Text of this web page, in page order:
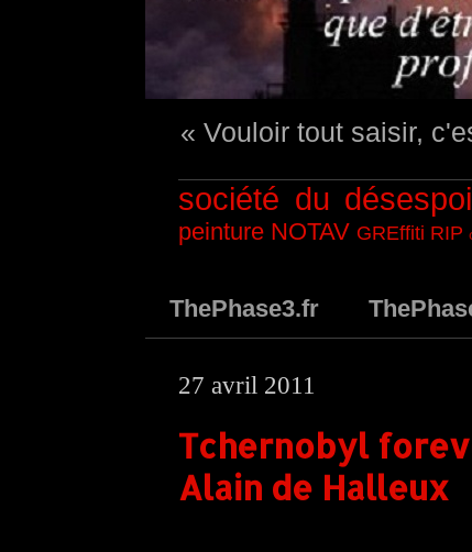
« Vouloir tout saisir,
société du
peinture NOTAV GREffiti RIP
ThePhase3.fr
27 avril 2011
Tchernobyl
Alain de Halleux